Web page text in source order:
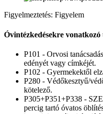
Figyelmeztetés: Figyelem
Óvintézkedésekre vonatkozó
P101 - Orvosi
edényét vagy címkéjét.
P102 - Gyermekektől
P280 - Védőkesztyű/
kötelező.
P305+P351+P338 -
percig tartó óvatos